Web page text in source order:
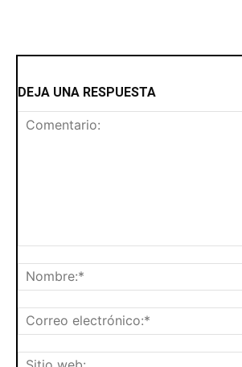
DEJA UNA RESPUESTA